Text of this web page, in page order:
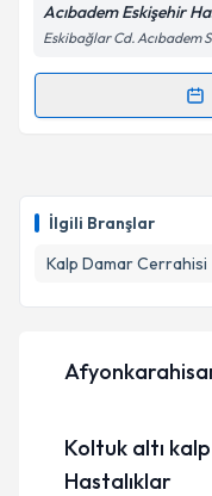
İlgili Branşlar
Kalp Damar Cerrahisi
Kişisel
kapsamda
Acıbadem Eskişehir
Eskibağlar Cd. Acıbadem
Randevu
takvim
E-posta
kapsamda
Koltuk altı
Hastalıklar